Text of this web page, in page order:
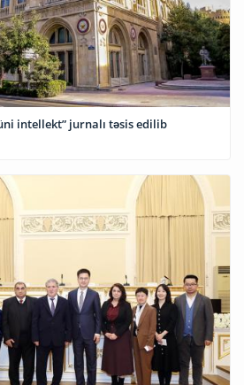
intellekt” jurnalı təsis edilib